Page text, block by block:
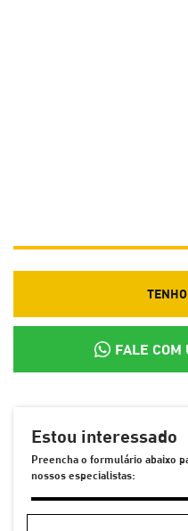
FALE COM
Estou interessado
Preencha o formulário abaixo
nossos especialistas: